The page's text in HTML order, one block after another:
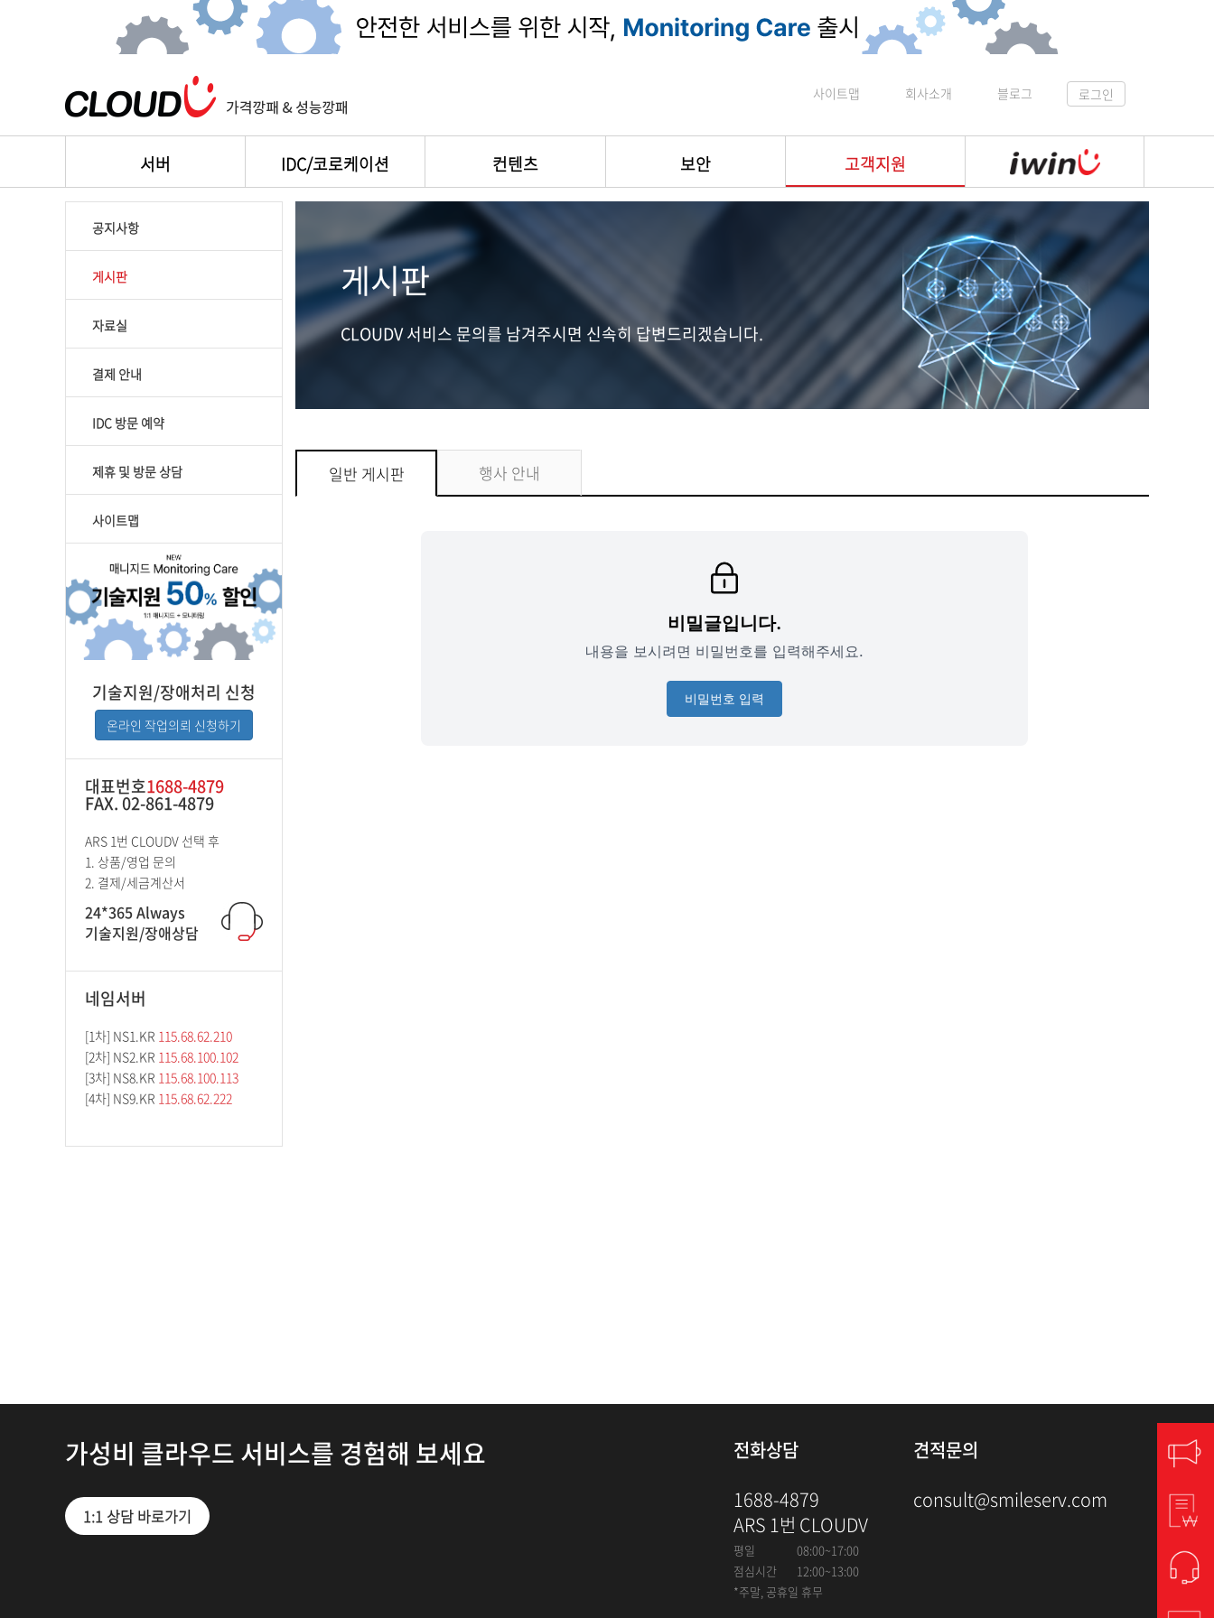
사이트맵 회사소개 블로그 로그인
서버 IDC/코로케이션 컨텐츠 보안 고객지원
공지사항
게시판
자료실
결제 안내
IDC 방문 예약
제휴 및 방문 상담
사이트맵
기술지원/장애처리 신청
온라인 작업의뢰 신청하기
대표번호1688-4879
FAX. 02-861-4879
ARS 1번 CLOUDV 선택 후
1. 상품/영업 문의
2. 결제/세금계산서
24*365 Always
기술지원/장애상담
네임서버
[1차] NS1.KR 115.68.62.210
[2차] NS2.KR 115.68.100.102
[3차] NS8.KR 115.68.100.113
[4차] NS9.KR 115.68.62.222
게시판
CLOUDV 서비스 문의를 남겨주시면 신속히 답변드리겠습니다.
일반 게시판 행사 안내
가성비 클라우드 서비스를 경험해 보세요
1:1 상담 바로가기
전화상담
1688-4879
ARS 1번 CLOUDV
평일
08:00~17:00
점심시간
12:00~13:00
*주말, 공휴일 휴무
견적문의
consult@smileserv.com